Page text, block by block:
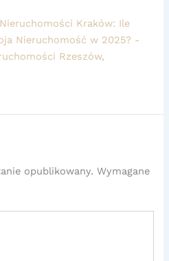
Kraków: Ile
Nieruchomość w 2025? -
Rzeszów,
opublikowany. Wymagane